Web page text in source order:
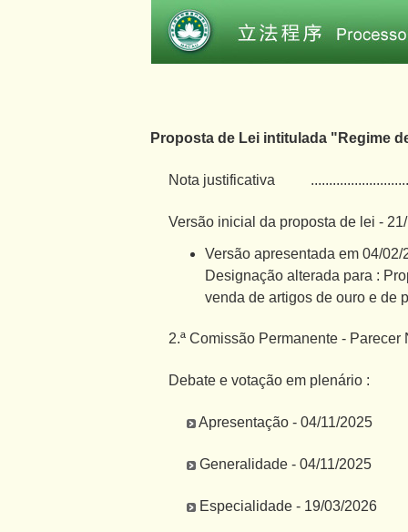
Proposta de Lei intitulada "Regime
Nota justificativa
Versão inicial da proposta de lei -
Versão apresentada em 04/02/
Designação alterada para :
venda de artigos de ouro e de
2.ª Comissão Permanente - Parecer
Debate e votação em plenário :
Apresentação - 04/11/2025
Generalidade - 04/11/2025
Especialidade - 19/03/2026